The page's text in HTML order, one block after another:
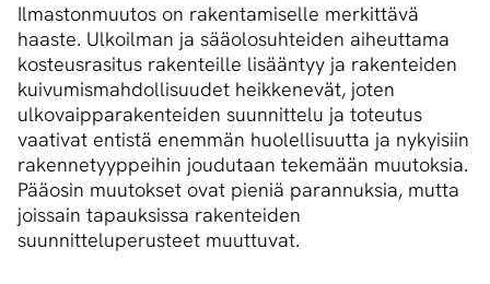
Ilmastonmuutos on rakentamiselle merkittävä
haaste. Ulkoilman ja sääolosuhteiden aiheuttama
kosteusrasitus rakenteille lisääntyy ja rakenteiden
kuivumismahdollisuudet heikkenevät, joten
ulkovaipparakenteiden suunnittelu ja toteutus
vaativat entistä enemmän huolellisuutta ja nykyisiin
rakennetyyppeihin joudutaan tekemään muutoksia.
Pääosin muutokset ovat pieniä parannuksia, mutta
joissain tapauksissa rakenteiden
suunnitteluperusteet muuttuvat.